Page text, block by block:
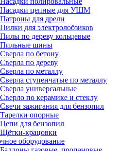
Насадки цепные для УШМ
Патроны для дрели
Пилки для электролобзиков
Пилы по дереву кольцевые
Пильные шины
Сверла по бетону
Сверла по дереву
Сверла по металлу
Сверла ступенчатые по металлу
Сверла универсальные
Сверло по керамике и стеклу
Свечи зажигания для бензопил
Тарелки опорные
Цепи для бензопил
Щётки-крацовки
оборудование